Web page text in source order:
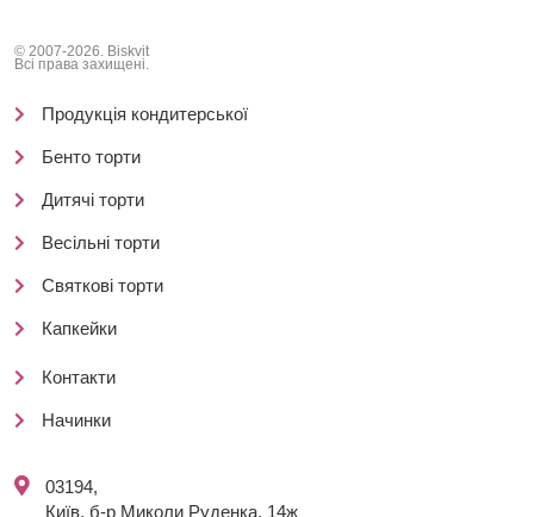
© 2007-2026. Biskvit
Всі права захищені.
Продукція кондитерської
Бенто торти
Дитячі торти
Весільні торти
Святкові торти
Капкейки
Контакти
Начинки
03194,
Київ, б-р Миколи Руденка, 14ж